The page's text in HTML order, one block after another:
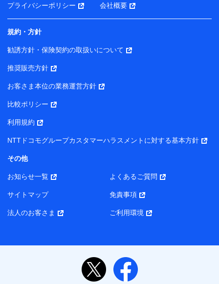
ことがあります。）
各種セミナーの開催のため
コンサルティングサービスの実施のため
アンケートやキャンペーン等の実施のため
上記に係る案内・手続き・管理等付帯業務を行うため
所・代表者名】
り）
株式会社NTTドコモ・フィナンシャルグループ 代表取締役
社長 廣井 孝史
東京都中央区日本橋人形町2-14-10 アーバンネット日本橋
株式会社ドコモ・インシュアランス 代表取締役社長 吉
村 忠義
また当社は、オンライン面談による保険のご相談にあたっ
氏名、生年月日、住所、メールアドレス、電話番号、個
人の属性に関する情報、資料請求の情報（有無を含みま
プライバシーポリシー 会社概要
規約・方針
勧誘方針・保険契約の取扱いについて
推奨販売方針
お客さま本位の業務運営方針
比較ポリシー
利用規約
NTTドコモグループカスタマーハラスメントに対する基本方針
その他
お知らせ一覧 よくあるご質問
サイトマップ 免責事項
法人のお客さま ご利用環境